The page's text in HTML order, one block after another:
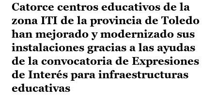
Catorce centros educativos de la
zona ITI de la provincia de Toledo
han mejorado y modernizado sus
instalaciones gracias a las ayudas
de la convocatoria de Expresiones
de Interés para infraestructuras
educativas